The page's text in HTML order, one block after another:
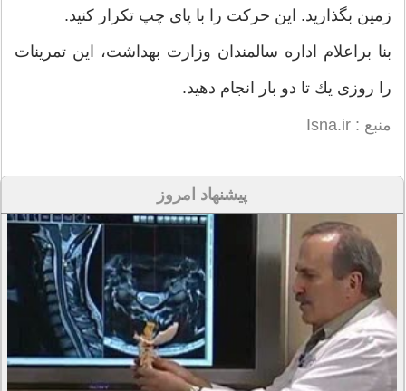
زمین بگذارید. این حركت را با پای چپ تكرار كنید.
بنا براعلام اداره سالمندان وزارت بهداشت، این تمرینات
را روزی یك تا دو بار انجام دهید.
منبع : Isna.ir
پیشنهاد امروز